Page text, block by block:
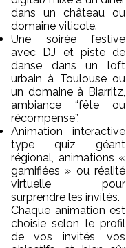
dans un château ou
domaine viticole.
Une soirée festive
avec DJ et piste de
danse dans un loft
urbain à Toulouse ou
un domaine à Biarritz,
ambiance “fête ou
récompense”.
Animation interactive
type quiz géant
régional, animations «
gamifiées » ou réalité
virtuelle pour
surprendre les invités.
Chaque animation est
choisie selon le profil
de vos invités, vos